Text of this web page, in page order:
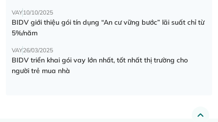
VAY10/10/2025
BIDV giới thiệu gói tín dụng “An cư vững bước” lãi suất chỉ từ
5%/năm
VAY26/03/2025
BIDV triển khai gói vay lớn nhất, tốt nhất thị trường cho
người trẻ mua nhà